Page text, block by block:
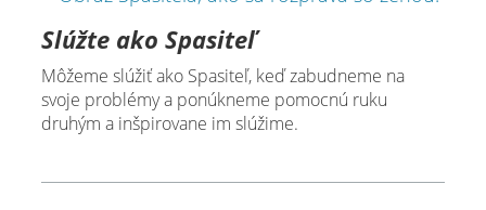
Slúžte ako Spasiteľ
Môžeme slúžiť ako Spasiteľ, keď zabudneme na
svoje problémy a ponúkneme pomocnú ruku
druhým a inšpirovane im slúžime.